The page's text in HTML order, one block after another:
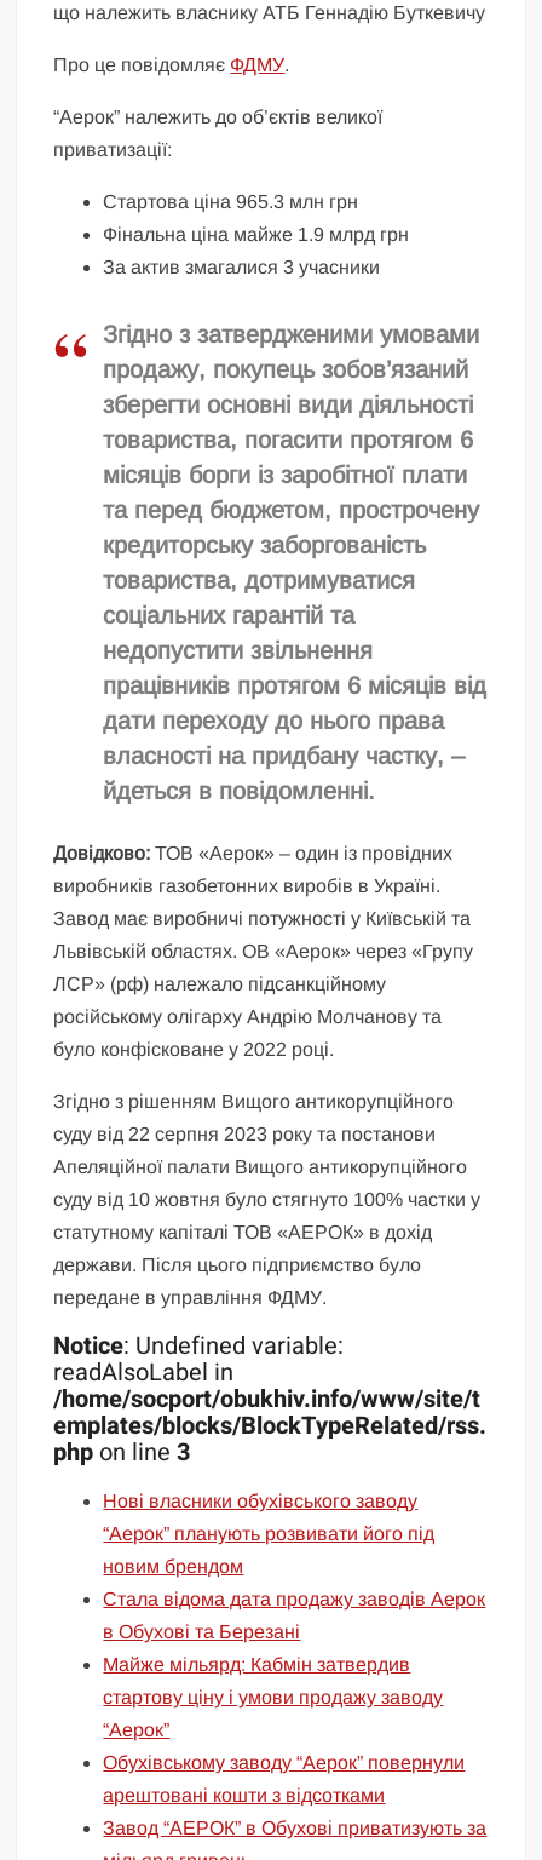
що належить власнику АТБ Геннадію Буткевичу
Про це повідомляє ФДМУ.
“Аерок” належить до об’єктів великої
приватизації:⠀
Стартова ціна 965.3 млн грн
Фінальна ціна майже 1.9 млрд грн
За актив змагалися 3 учасники
Згідно з затвердженими умовами
продажу, покупець зобов’язаний
зберегти основні види діяльності
товариства, погасити протягом 6
місяців борги із заробітної плати
та перед бюджетом, прострочену
кредиторську заборгованість
товариства, дотримуватися
соціальних гарантій та
недопустити звільнення
працівників протягом 6 місяців від
дати переходу до нього права
власності на придбану частку, –
йдеться в повідомленні.
Довідково:ТОВ «Аерок» – один із провідних
виробників газобетонних виробів в Україні.
Завод має виробничі потужності у Київській та
Львівській областях. ОВ «Аерок» через «Групу
ЛСР» (рф) належало підсанкційному
російському олігарху Андрію Молчанову та
було конфісковане у 2022 році.
Згідно з рішенням Вищого антикорупційного
суду від 22 серпня 2023 року та постанови
Апеляційної палати Вищого антикорупційного
суду від 10 жовтня було стягнуто 100% частки у
статутному капіталі ТОВ «АЕРОК» в дохід
держави. Після цього підприємство було
передане в управління ФДМУ.
Notice: Undefined variable:
readAlsoLabel in
/home/socport/obukhiv.info/www/site/t
emplates/blocks/BlockTypeRelated/rss.
php on line3
Нові власники обухівського заводу
“Аерок” планують розвивати його під
новим брендом
Стала відома дата продажу заводів Аерок
в Обухові та Березані
Майже мільярд: Кабмін затвердив
стартову ціну і умови продажу заводу
“Аерок”
Обухівському заводу “Аерок” повернули
арештовані кошти з відсотками
Завод “АЕРОК” в Обухові приватизують за